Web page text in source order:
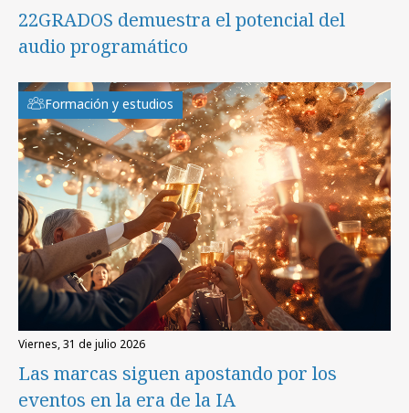
22GRADOS demuestra el potencial del
audio programático
Formación y estudios
viernes, 31 de julio 2026
Las marcas siguen apostando por los
eventos en la era de la IA